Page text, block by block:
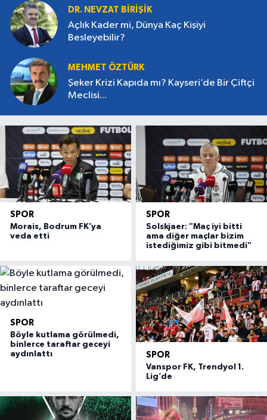
DR. NEVZAT BİRİŞİK
Açlık Kader mi, Dünya Kaç Kişiyi
Besleyebilir?
MEHMET ÖZTÜRK
Şeker Krizi Kapıda mı? Kayseri’de Bir Çiftçi
Meclisi...
SPOR
Morais, Bodrum FK’ya
veda etti
SPOR
Solskjaer: "Maç iyi bitti
ama diğer maçlar bizim
istediğimiz gibi bitmedi"
SPOR
Böyle kutlama görülmedi,
binlerce taraftar geceyi
aydınlattı
SPOR
Vanspor FK, Trendyol 1.
Lig’de